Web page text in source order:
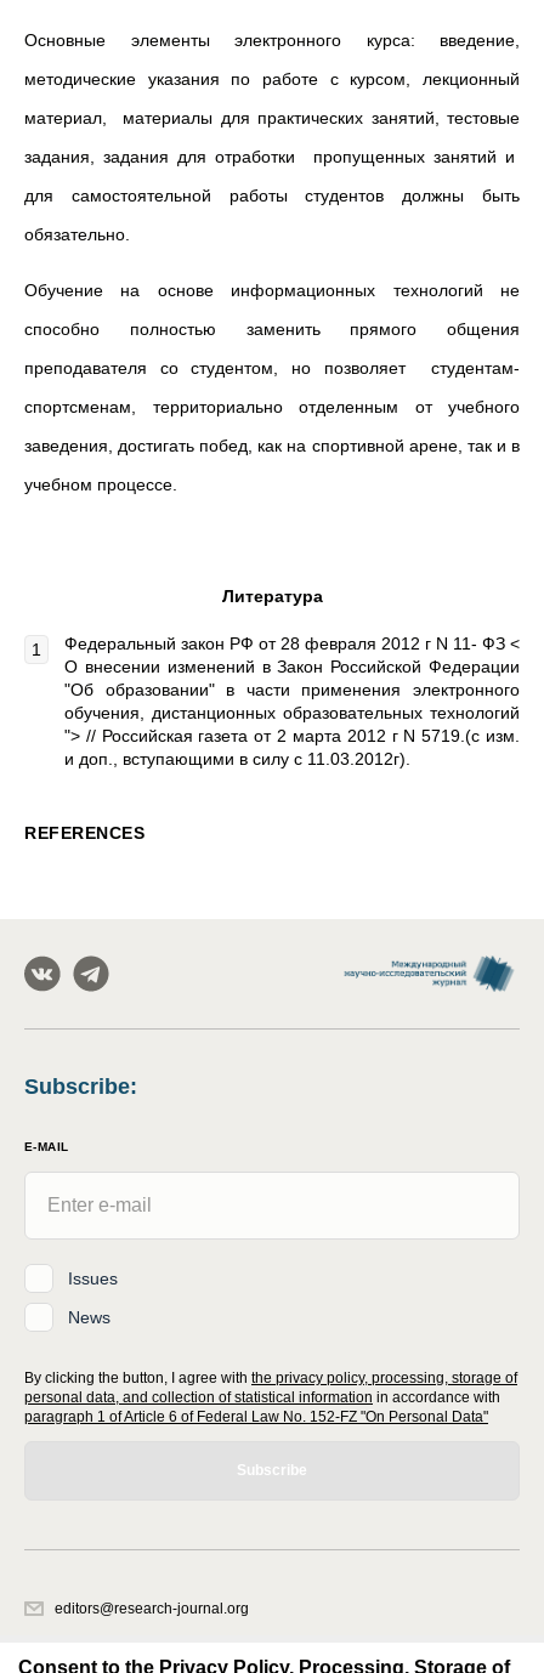
Основные элементы электронного курса: введение,
методические указания по работе с курсом, лекционный
материал, материалы для практических занятий, тестовые
задания, задания для отработки пропущенных занятий и
для самостоятельной работы студентов должны быть
обязательно.
Обучение на основе информационных технологий не
способно полностью заменить прямого общения
преподавателя со студентом, но позволяет студентам-
спортсменам, территориально отделенным от учебного
заведения, достигать побед, как на спортивной арене, так и в
учебном процессе.
Литература
Федеральный закон РФ от 28 февраля 2012 г N 11- ФЗ <
О внесении изменений в Закон Российской Федерации
"Об образовании" в части применения электронного
обучения, дистанционных образовательных технологий
"> // Российская газета от 2 марта 2012 г N 5719.(с изм.
и доп., вступающими в силу с 11.03.2012г).
REFERENCES
Subscribe:
E-MAIL
Issues
News
By clicking the button, I agree with the privacy policy, processing, storage of
personal data, and collection of statistical information in accordance with
paragraph 1 of Article 6 of Federal Law No. 152-FZ "On Personal Data"
Subscribe
editors@research-journal.org
office 1
Consent to the Privacy Policy, Processing, Storage of